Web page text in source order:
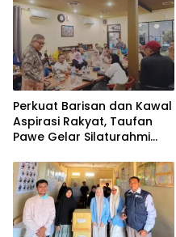
Perkuat Barisan dan Kawal
Aspirasi Rakyat, Taufan
Pawe Gelar Silaturahmi
Parepare